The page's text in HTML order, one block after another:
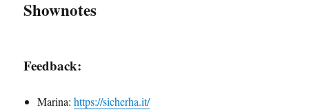
Shownotes
Feedback:
Marina:https://sicherha.it/